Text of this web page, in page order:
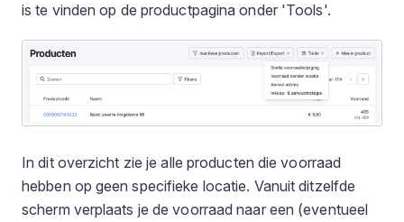
is te vinden op de productpagina onder 'Tools'.
In dit overzicht zie je alle producten die voorraad
hebben op geen specifieke locatie. Vanuit ditzelfde
scherm verplaats je de voorraad naar een (eventueel